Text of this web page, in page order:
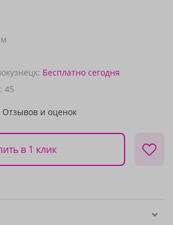
Бесплатно сегодня
45
Отзывов и оценок
в 1 клик